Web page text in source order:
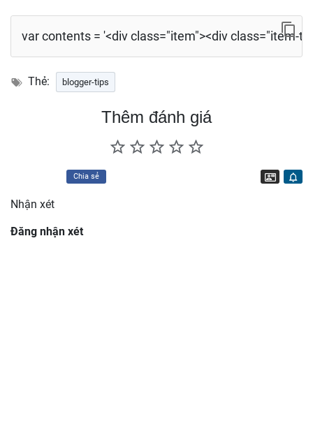
var contents = '<div class="item"><div class="item-
blogger-tips
Thêm đánh giá
Chia sẻ Liên
Nhận xét
Đăng nhận xét